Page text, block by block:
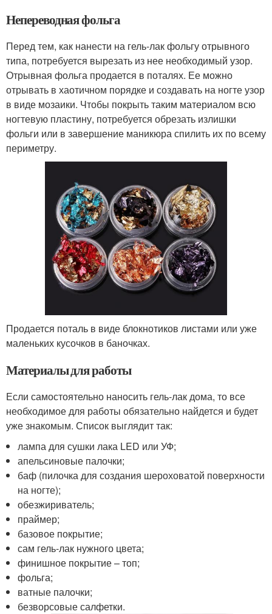
Непереводная фольга
Перед тем, как нанести на гель-лак фольгу отрывного
типа, потребуется вырезать из нее необходимый узор.
Отрывная фольга продается в поталях. Ее можно
отрывать в хаотичном порядке и создавать на ногте узор
в виде мозаики. Чтобы покрыть таким материалом всю
ногтевую пластину, потребуется обрезать излишки
фольги или в завершение маникюра спилить их по всему
периметру.
Продается поталь в виде блокнотиков листами или уже
маленьких кусочков в баночках.
Материалы для работы
Если самостоятельно наносить гель-лак дома, то все
необходимое для работы обязательно найдется и будет
уже знакомым. Список выглядит так:
лампа для сушки лака LED или УФ;
апельсиновые палочки;
баф (пилочка для создания шероховатой поверхности
на ногте);
обезжириватель;
праймер;
базовое покрытие;
сам гель-лак нужного цвета;
финишное покрытие – топ;
фольга;
ватные палочки;
безворсовые салфетки.